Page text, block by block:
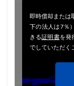
即時償却または
下の法人は7％
きる証明書を発
でしていただく